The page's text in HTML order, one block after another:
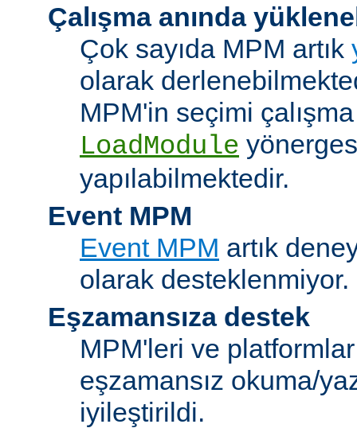
Çalışma anında
Çok sayıda MPM artık
olarak
MPM'in seçimi
LoadModule
yapılabilmektedir.
Event MPM
Event MPM artık
olarak desteklenmiyor.
Eşzamansıza destek
MPM'leri ve
eşzamansız okuma/
iyileştirildi.